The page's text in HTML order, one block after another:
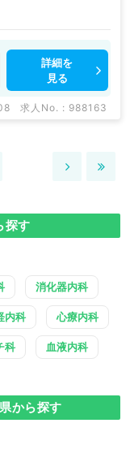
詳細を
見る
求人No. : 988163
探す
消化器内科
内科 心療内科
科 血液内科
から探す